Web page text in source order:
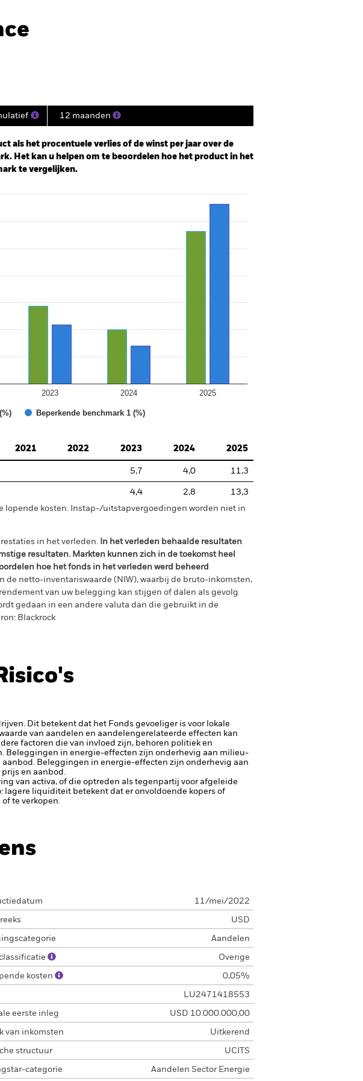
12 maanden
als het procentuele verlies of de winst per jaar over de
Het kan u helpen om te beoordelen hoe het product in het
te vergelijken.
0 to 14.
Beperkende benchmark 1 (%)
2023 2024 2025
2021
2022 2023 2024 2025
5,7 4,0 11,3
4,4 2,8
13,3
lopende kosten. Instap-/uitstapvergoedingen worden niet in
in het verleden. In het verleden behaalde resultaten
resultaten. Markten kunnen zich in de toekomst heel
hoe het fonds in het verleden werd beheerd
de netto-inventariswaarde (NIW), waarbij de bruto-inkomsten,
van uw belegging kan stijgen of dalen als gevolg
gedaan in een andere valuta dan die gebruikt in de
Blackrock
Dit betekent dat het Fonds gevoeliger is voor lokale
van aandelen en aandelengerelateerde effecten kan
factoren die van invloed zijn, behoren politiek en
Beleggingen in energie-effecten zijn onderhevig aan milieu-
aanbod. Beleggingen in energie-effecten zijn onderhevig aan
en aanbod.
van activa, of die optreden als tegenpartij voor afgeleide
lagere liquiditeit betekent dat er onvoldoende kopers of
te verkopen.
11/mei/2022
USD
Aandelen
Overige
kosten 0,05%
LU2471418553
eerste inleg USD 10.000.000,00
van inkomsten Uitkerend
structuur UCITS
categorie Aandelen Sector Energie